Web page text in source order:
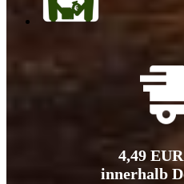
4,49
innerhalb